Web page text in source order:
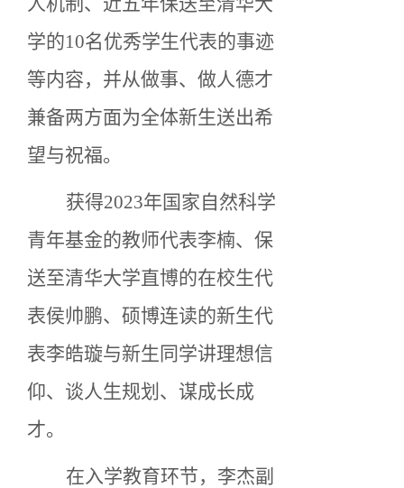
学的10名优秀学生代表的事迹
等内容，并从做事、做人德才
兼备两方面为全体新生送出希
望与祝福。
获得2023年国家自然科学
青年基金的教师代表李楠、保
送至清华大学直博的在校生代
表侯帅鹏、硕博连读的新生代
表李皓璇与新生同学讲理想信
仰、谈人生规划、谋成长成
才。
在入学教育环节，李杰副